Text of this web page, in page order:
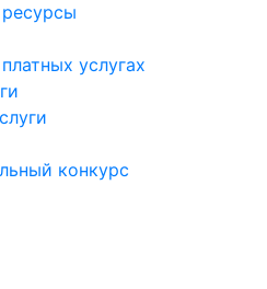
услугах
конкурс